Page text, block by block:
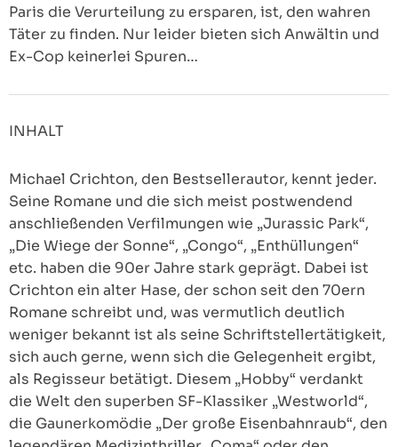
Paris die Verurteilung zu ersparen, ist, den wahren
Täter zu finden. Nur leider bieten sich Anwältin und
Ex-Cop keinerlei Spuren…
INHALT
Michael Crichton, den Bestsellerautor, kennt jeder.
Seine Romane und die sich meist postwendend
anschließenden Verfilmungen wie „Jurassic Park“,
„Die Wiege der Sonne“, „Congo“, „Enthüllungen“
etc. haben die 90er Jahre stark geprägt. Dabei ist
Crichton ein alter Hase, der schon seit den 70ern
Romane schreibt und, was vermutlich deutlich
weniger bekannt ist als seine Schriftstellertätigkeit,
sich auch gerne, wenn sich die Gelegenheit ergibt,
als Regisseur betätigt. Diesem „Hobby“ verdankt
die Welt den superben SF-Klassiker „Westworld“,
die Gaunerkomödie „Der große Eisenbahnraub“, den